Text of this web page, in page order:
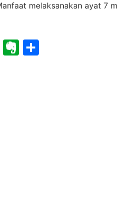
melaksanakan ayat 7
LinkedIn
Evernote